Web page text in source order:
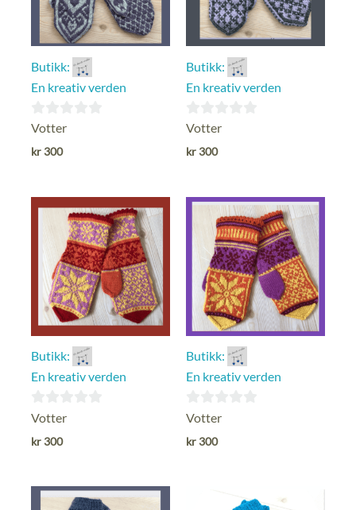
Butikk:
En kreativ verden
0
ut
Votter
kr 300
Butikk:
En kreativ verden
0
ut
Votter
kr 300
Butikk:
En kreativ verden
0
ut
Votter
kr 300
Butikk:
En kreativ verden
0
ut
Votter
kr 300